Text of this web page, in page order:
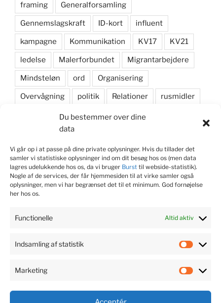
Du bestemmer over dine
data
Vi går op i at passe på dine private oplysninger. Hvis du tillader det
samler vi statistiske oplysninger ind om dit besøg hos os (men data
lagres udelukkende hos os, da vi bruger Burst til webside-statistik).
Nogle af de services, der får hjemmesiden til at virke samler også
oplysninger, men vi har begrænset det til et minimum. God fornøjelse
her hos os.
Functionelle Altid aktiv
Indsamling af statistik
Marketing
framing Generalforsamling
Gennemslagskraft ID-kort influent
kampagne Kommunikation KV17 KV21
ledelse Malerforbundet Migrantarbejdere
Mindsteløn ord Organisering
Overvågning politik Relationer rusmidler
samarbejde Samfundsansvar
skyddsombud
sociale medier Strategi valgkamp
KONTAKT JOURNALIST